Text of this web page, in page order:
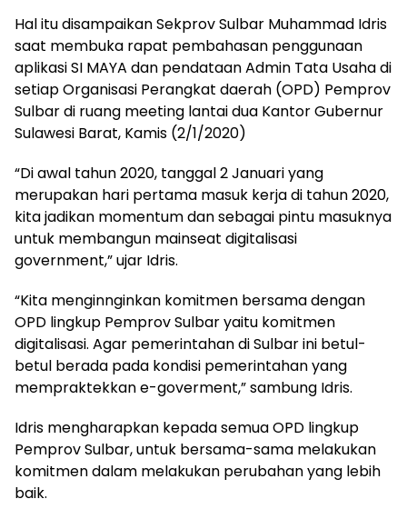
Hal itu disampaikan Sekprov Sulbar Muhammad Idris
saat membuka rapat pembahasan penggunaan
aplikasi SI MAYA dan pendataan Admin Tata Usaha di
setiap Organisasi Perangkat daerah (OPD) Pemprov
Sulbar di ruang meeting lantai dua Kantor Gubernur
Sulawesi Barat, Kamis (2/1/2020)
“Di awal tahun 2020, tanggal 2 Januari yang
merupakan hari pertama masuk kerja di tahun 2020,
kita jadikan momentum dan sebagai pintu masuknya
untuk membangun mainseat digitalisasi
government,” ujar Idris.
“Kita menginnginkan komitmen bersama dengan
OPD lingkup Pemprov Sulbar yaitu komitmen
digitalisasi. Agar pemerintahan di Sulbar ini betul-
betul berada pada kondisi pemerintahan yang
mempraktekkan e-goverment,” sambung Idris.
Idris mengharapkan kepada semua OPD lingkup
Pemprov Sulbar, untuk bersama-sama melakukan
komitmen dalam melakukan perubahan yang lebih
baik.